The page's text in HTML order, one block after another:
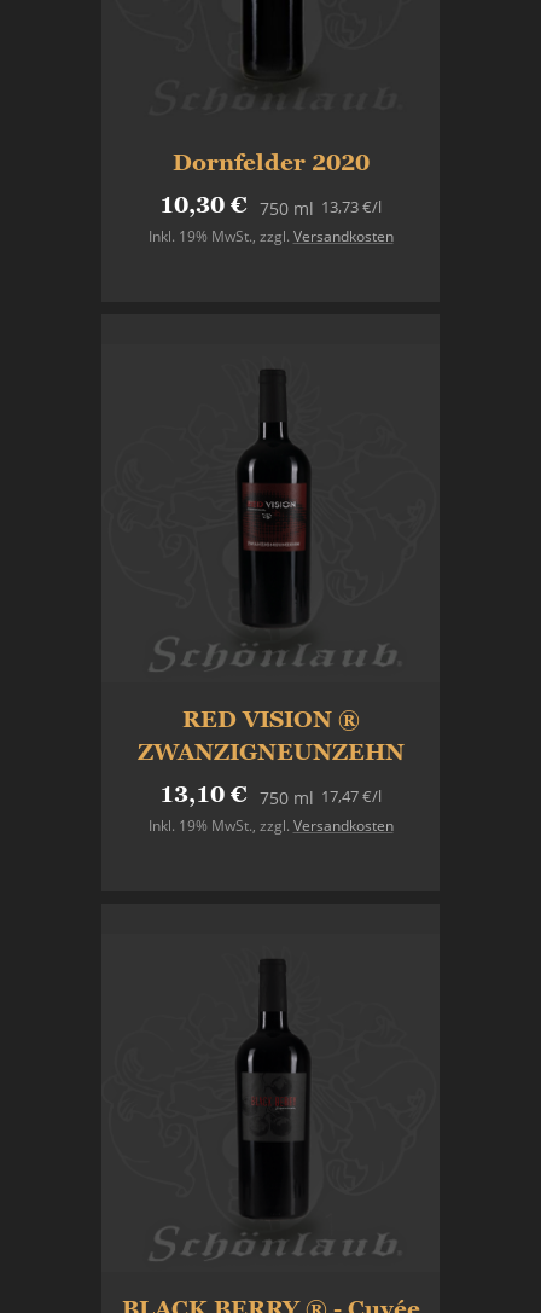
Dornfelder 2020
10,30 € 750 ml
Inkl. 19% MwSt., zzgl. Versandkosten
13,73 €/l
RED VISION ®
ZWANZIGNEUNZEHN
13,10 € 750 ml
Inkl. 19% MwSt., zzgl. Versandkosten
17,47 €/l